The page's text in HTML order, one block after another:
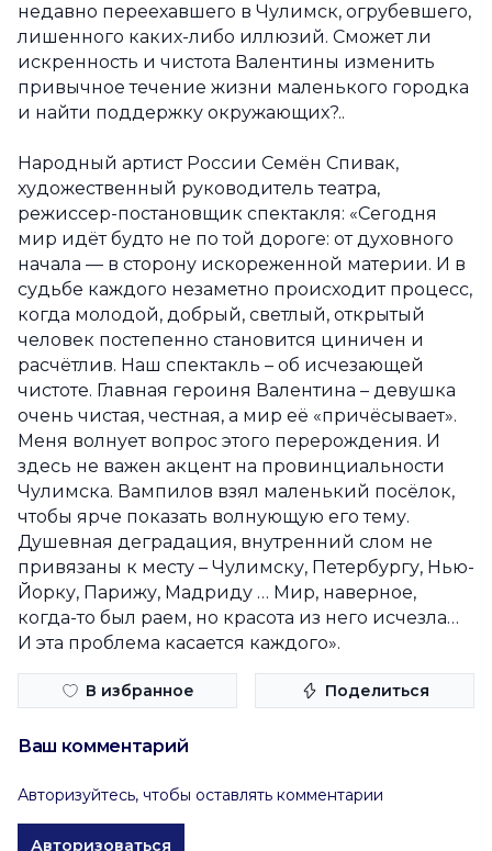
недавно переехавшего в Чулимск, огрубевшего,
лишенного каких-либо иллюзий. Сможет ли
искренность и чистота Валентины изменить
привычное течение жизни маленького городка
и найти поддержку окружающих?..
Народный артист России Семён Спивак,
художественный руководитель театра,
режиссер-постановщик спектакля: «Сегодня
мир идёт будто не по той дороге: от духовного
начала — в сторону искореженной материи. И в
судьбе каждого незаметно происходит процесс,
когда молодой, добрый, светлый, открытый
человек постепенно становится циничен и
расчётлив. Наш спектакль – об исчезающей
чистоте. Главная героиня Валентина – девушка
очень чистая, честная, а мир её «причёсывает».
Меня волнует вопрос этого перерождения. И
здесь не важен акцент на провинциальности
Чулимска. Вампилов взял маленький посёлок,
чтобы ярче показать волнующую его тему.
Душевная деградация, внутренний слом не
привязаны к месту – Чулимску, Петербургу, Нью-
Йорку, Парижу, Мадриду … Мир, наверное,
когда-то был раем, но красота из него исчезла…
И эта проблема касается каждого».
В избранное Поделиться
Ваш комментарий
Авторизуйтесь, чтобы оставлять комментарии
Авторизоваться